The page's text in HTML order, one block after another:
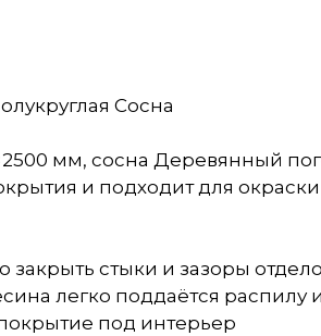
Сосна
мм, сосна Деревянный
и подходит для
закрыть стыки и зазоры
легко поддаётся
под интерьер